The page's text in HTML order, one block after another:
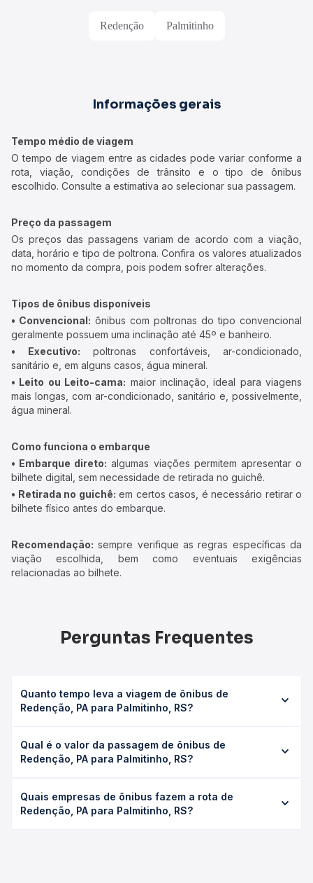
Redenção Palmitinho
Informações gerais
Tempo médio de viagem
O tempo de viagem entre as cidades pode variar conforme a
rota, viação, condições de trânsito e o tipo de ônibus
escolhido. Consulte a estimativa ao selecionar sua passagem.
Preço da passagem
Os preços das passagens variam de acordo com a viação,
data, horário e tipo de poltrona. Confira os valores atualizados
no momento da compra, pois podem sofrer alterações.
Tipos de ônibus disponíveis
• Convencional: ônibus com poltronas do tipo convencional
geralmente possuem uma inclinação até 45º e banheiro.
• Executivo: poltronas confortáveis, ar-condicionado,
sanitário e, em alguns casos, água mineral.
• Leito ou Leito-cama: maior inclinação, ideal para viagens
mais longas, com ar-condicionado, sanitário e, possivelmente,
água mineral.
Como funciona o embarque
• Embarque direto: algumas viações permitem apresentar o
bilhete digital, sem necessidade de retirada no guichê.
• Retirada no guichê: em certos casos, é necessário retirar o
bilhete físico antes do embarque.
Recomendação: sempre verifique as regras específicas da
viação escolhida, bem como eventuais exigências
relacionadas ao bilhete.
Perguntas Frequentes
Quanto tempo leva a viagem de ônibus de
Redenção, PA para Palmitinho, RS?
leva em média 61h 15min, podendo variar conforme a
viação, o tipo de serviço (convencional, executivo ou
exata de cada opção na data desejada.
Qual é o valor da passagem de ônibus de
Redenção, PA para Palmitinho, RS?
Palmitinho, RS custa em média R$ 1.166,99 e varia
conforme a data da viagem, a empresa, o tipo de poltrona
Quais empresas de ônibus fazem a rota de
Redenção, PA para Palmitinho, RS?